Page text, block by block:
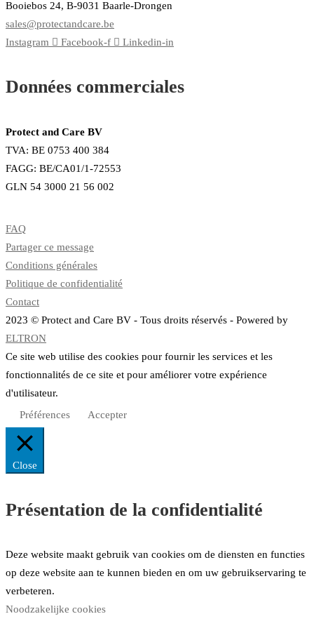
Booiebos 24, B-9031 Baarle-Drongen
sales@protectandcare.be
Instagram
Facebook-f Linkedin-in
Données commerciales
Protect and Care BV
TVA: BE 0753 400 384
FAGG: BE/CA01/1-72553
GLN 54 3000 21 56 002
FAQ
Partager ce message
Conditions générales
Politique de confidentialité
Contact
2023 © Protect and Care BV - Tous droits réservés - Powered by
ELTRON
Ce site web utilise des cookies pour fournir les services et les
fonctionnalités de ce site et pour améliorer votre expérience
d'utilisateur.
Préférences
Accepter
Close
Présentation de la confidentialité
Deze website maakt gebruik van cookies om de diensten en functies
op deze website aan te kunnen bieden en om uw gebruikservaring te
verbeteren.
Noodzakelijke cookies